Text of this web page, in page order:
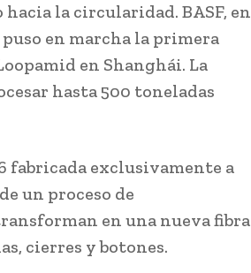
la circularidad. BASF, en
en marcha la primera
en Shanghái. La
hasta 500 toneladas
fabricada exclusivamente a
un proceso de
en una nueva fibra
cierres y botones.